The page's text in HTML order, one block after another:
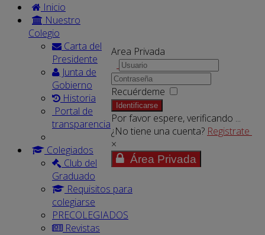
Area Privada
Recuérdeme
Identificarse
Por favor espere, verificando ...
¿No tiene una cuenta? Registrate
×
Área Privada
Inicio
Nuestro
Colegio
Carta del
Presidente
Junta de
Gobierno
Historia
Portal de
transparencia
Colegiados
Club del
Graduado
Requisitos para
colegiarse
PRECOLEGIADOS
Revistas